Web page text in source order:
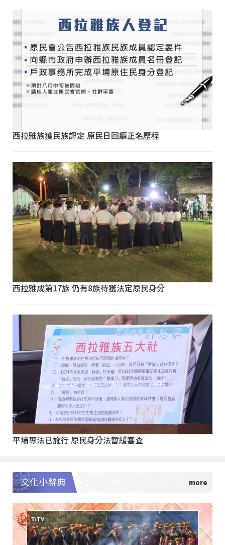
西拉雅族獲民族認定 原民日回顧正名歷程
西拉雅成第17族 仍有8族待獲法定原民身分
平埔專法已施行 原民身分法暫緩審查
文化小辭典